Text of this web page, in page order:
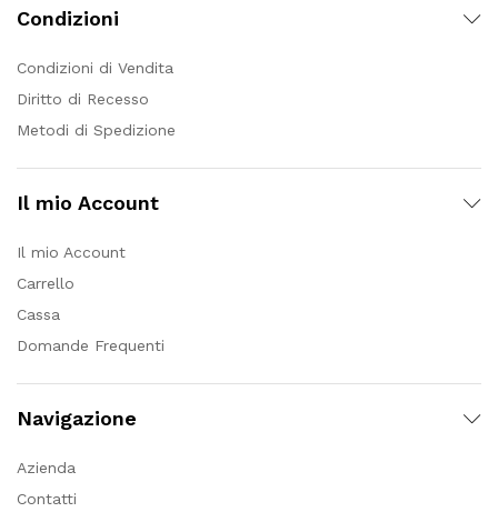
Condizioni
Condizioni di Vendita
Diritto di Recesso
Metodi di Spedizione
Il mio Account
Il mio Account
Carrello
Cassa
Domande Frequenti
Navigazione
Azienda
Contatti